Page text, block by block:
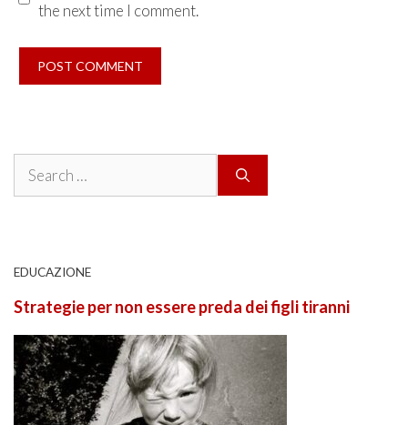
the next time I comment.
Search
EDUCAZIONE
Strategie per non essere preda dei figli tiranni